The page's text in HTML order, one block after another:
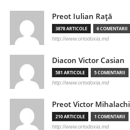
Preot Iulian Raţă
3878 ARTICOLE 6 COMENTARII
http://www.ortodoxia.md
Diacon Victor Casian
581 ARTICOLE 5 COMENTARII
http://www.ortodoxia.md
Preot Victor Mihalachi
210 ARTICOLE 1 COMENTARII
http://www.ortodoxia.md